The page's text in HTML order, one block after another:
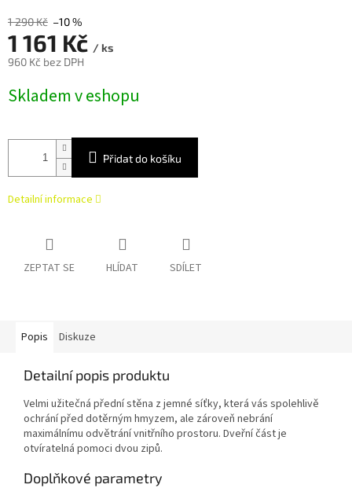
1 290 Kč –10 %
1 161 Kč / ks
960 Kč bez DPH
cena:
Skladem v eshopu
Přidat do košíku
Detailní informace
ZEPTAT SE HLÍDAT SDÍLET
Popis Diskuze
Detailní popis produktu
Velmi užitečná přední stěna z jemné síťky, která vás spolehlivě
ochrání před dotěrným hmyzem, ale zároveň nebrání
maximálnímu odvětrání vnitřního prostoru. Dveřní část je
otvíratelná pomoci dvou zipů.
Doplňkové parametry